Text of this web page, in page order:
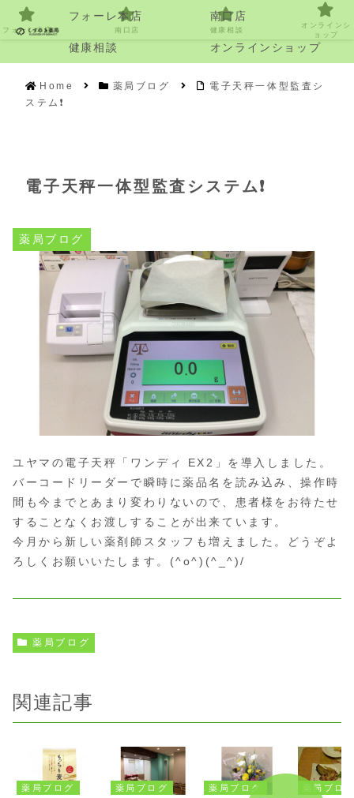
フォーレ本店 南口店
健康相談 オンラインショップ
Home 薬局ブログ
電子天秤一体型監査シ
ステム❗️
電子天秤一体型監査システム❗️
薬局ブログ
ユヤマの電子天秤「ワンディ EX2」を導入しました。
バーコードリーダーで瞬時に薬品名を読み込み、操作時
間も今までとあまり変わりないので、患者様をお待たせ
することなくお渡しすることが出来ています。
今月から新しい薬剤師スタッフも増えました。どうぞよ
ろしくお願いいたします。(^o^)(^_^)/
薬局ブログ
関連記事
薬局ブログ 薬局ブログ 薬局ブログ 薬局ブロ
フォーレ本店 南口店 健康相談
オンラインシ
ョップ